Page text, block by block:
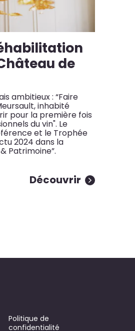
de
ambitieux : “Faire
inhabité
pour la première fois
du vin". Le
et le Trophée
2024 dans la
Patrimoine”.
Découvrir
Politique de
confidentialité